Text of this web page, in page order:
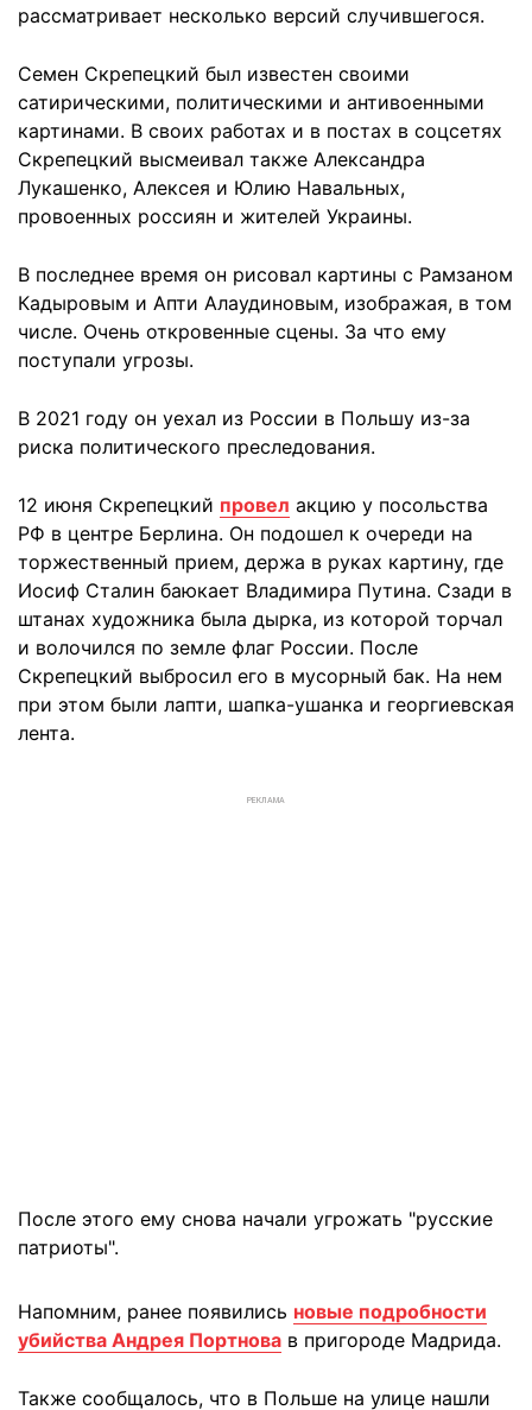
рассматривает несколько версий случившегося.
Семен Скрепецкий был известен своими
сатирическими, политическими и антивоенными
картинами. В своих работах и в постах в соцсетях
Скрепецкий высмеивал также Александра
Лукашенко, Алексея и Юлию Навальных,
провоенных россиян и жителей Украины.
В последнее время он рисовал картины с Рамзаном
Кадыровым и Апти Алаудиновым, изображая, в том
числе. Очень откровенные сцены. За что ему
поступали угрозы.
В 2021 году он уехал из России в Польшу из-за
риска политического преследования.
12 июня Скрепецкий провел акцию у посольства
РФ в центре Берлина. Он подошел к очереди на
торжественный прием, держа в руках картину, где
Иосиф Сталин баюкает Владимира Путина. Сзади в
штанах художника была дырка, из которой торчал
и волочился по земле флаг России. После
Скрепецкий выбросил его в мусорный бак. На нем
при этом были лапти, шапка-ушанка и георгиевская
лента.
РЕКЛАМА
После этого ему снова начали угрожать "русские
патриоты".
Напомним, ранее появились новые подробности
убийства Андрея Портнова в пригороде Мадрида.
Также сообщалось, что в Польше на улице нашли